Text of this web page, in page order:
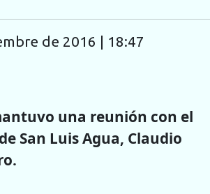
de 2016 | 18:47
una reunión con el
San Luis Agua, Claudio